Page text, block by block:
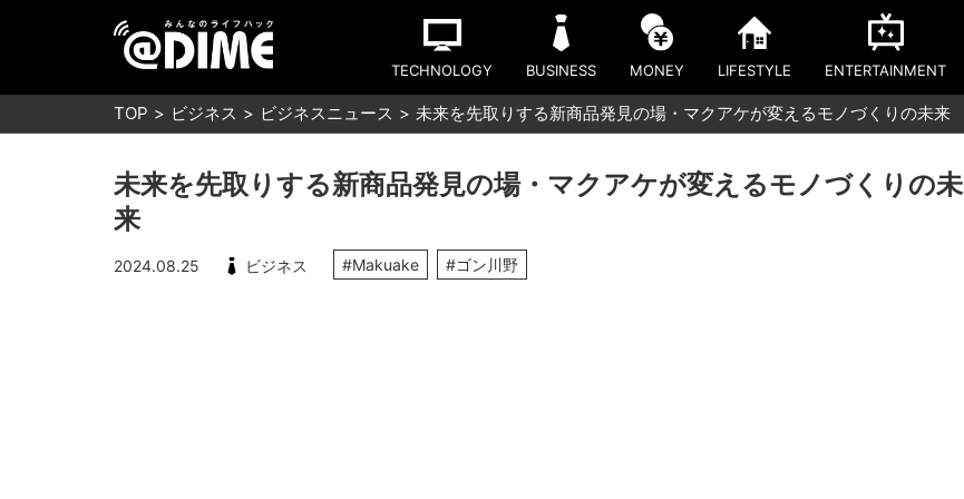
TECHNOLOGY BUSINESS MONEY LIFESTYLE ENTERTAINMENT
TOP ビジネス ビジネスニュース 未来を先取りする新商品発見の場・マクアケが変えるモノづくりの未来
未来を先取りする新商品発見の場・マクアケが変えるモノづくりの未
来
2024.08.25 ビジネス #Makuake #ゴン川野